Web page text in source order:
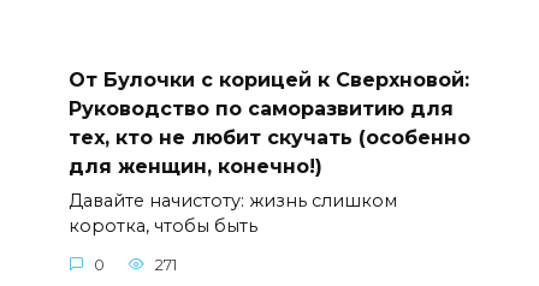
От Булочки с корицей к Сверхновой:
Руководство по саморазвитию для
тех, кто не любит скучать (особенно
для женщин, конечно!)
Давайте начистоту: жизнь слишком
коротка, чтобы быть
0 271